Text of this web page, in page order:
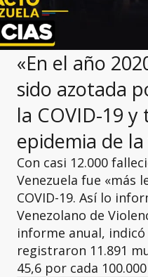
«En el año
sido azotada
la COVID-19
epidemia de
Con casi 12.000
Venezuela fue «más
COVID-19. Así lo
Venezolano de
informe anual, indicó
registraron 11.891
45,6 por cada